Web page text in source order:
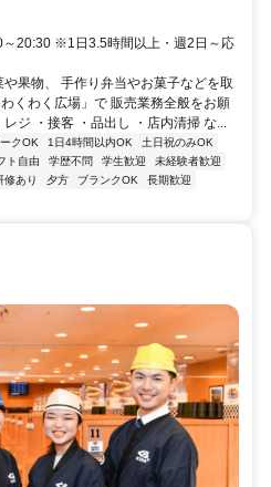
、ＪＲ常磐線/東京メトロ千代田線 北
20:30 ※1日3.5時間以上・週2日～応
果物、 手作り弁当やお菓子などを取
くわく広場」で 販売業務全般をお願
ジ ・接客 ・品出し ・店内清掃 な...
クOK 1日4時間以内OK
土日祝のみOK
ト自由 学歴不問 学生歓迎
未経験者歓迎
修あり 夕方 ブランクOK
長期歓迎